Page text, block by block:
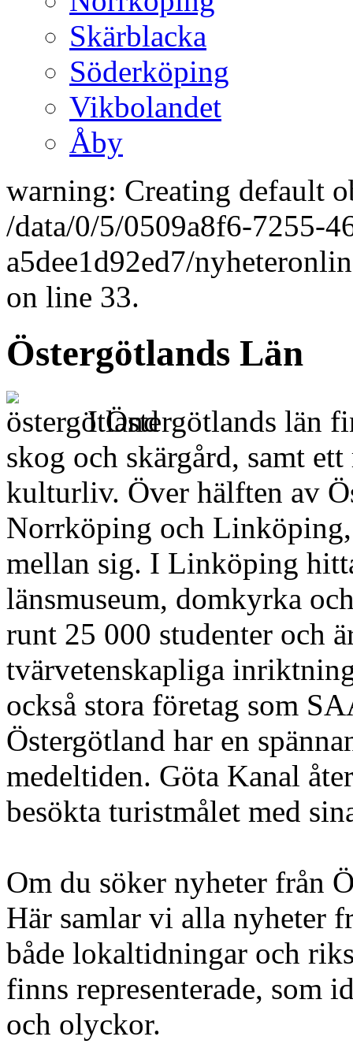
Skärblacka
Söderköping
Vikbolandet
Åby
warning: Creating default
/data/0/5/0509a8f6-7255-
a5dee1d92ed7/
on line 33.
Östergötlands Län
I Östergötlands län
skog och skärgård, samt
kulturliv. Över hälften av
Norrköping och
mellan sig. I Linköping
länsmuseum, domkyrka
runt 25 000 studenter och
tvärvetenskapliga
också stora företag som
Östergötland har en
medeltiden. Göta Kanal
besökta turistmålet med
Om du söker nyheter från
Här samlar vi alla nyheter
både lokaltidningar och
finns representerade,
och olyckor.